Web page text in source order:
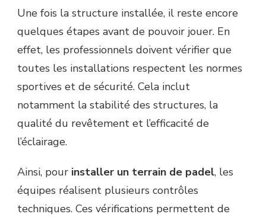
Une fois la structure installée, il reste encore
quelques étapes avant de pouvoir jouer. En
effet, les professionnels doivent vérifier que
toutes les installations respectent les normes
sportives et de sécurité. Cela inclut
notamment la stabilité des structures, la
qualité du revêtement et l’efficacité de
l’éclairage.
Ainsi, pour installer un terrain de padel, les
équipes réalisent plusieurs contrôles
techniques. Ces vérifications permettent de